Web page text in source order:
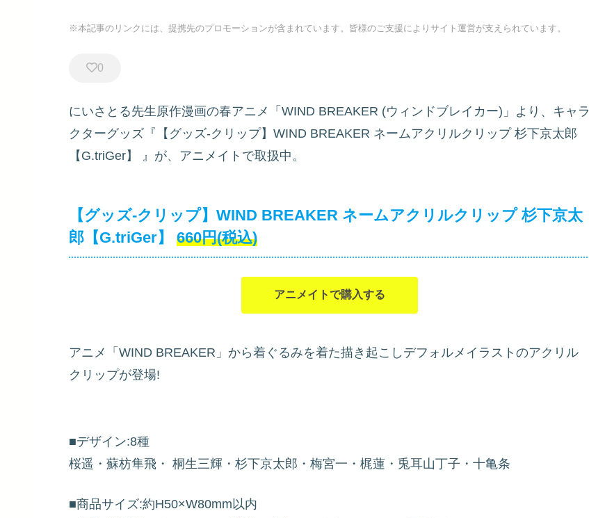
※本記事のリンクには、提携先のプロモーションが含まれています。皆様のご支援によりサイト運営が支えられています。
0
にいさとる先生原作漫画の春アニメ「WIND BREAKER (ウィンドブレイカー)」より、キャラ
クターグッズ『【グッズ-クリップ】WIND BREAKER ネームアクリルクリップ 杉下京太郎
【G.triGer】
』が、アニメイトで取扱中。
【グッズ-クリップ】WIND BREAKER ネームアクリルクリップ 杉下京太
郎【G.triGer】
660円(税込)
アニメイトで購入する
アニメ「WIND BREAKER」から着ぐるみを着た描き起こしデフォルメイラストのアクリル
クリップが登場!
■デザイン:8種
桜遥・蘇枋隼飛・ 桐生三輝・杉下京太郎・梅宮一・梶蓮・兎耳山丁子・十亀条
■商品サイズ:約H50×W80mm以内